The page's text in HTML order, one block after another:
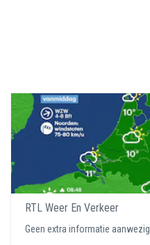
RTL Weer En Verkeer
Geen extra informatie aanwezig.